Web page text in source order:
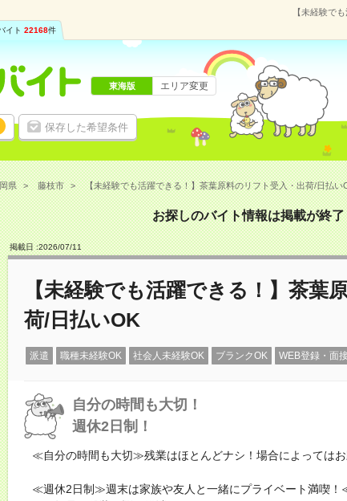
【未経験で
イト 22168件
保存した希望条件
東海版 エリア変更
県 藤枝市 【未経験でも活躍できる！】茶葉原料のリフト受入・出荷/日払い
お探しのバイト情報は掲載が終
掲載日 :2026/07/11
【未経験でも活躍できる！】茶葉
荷/日払いOK
派遣 職種未経験OK 社会人未経験OK ブランクOK WEB登録・面
自分の時間も大切！
週休2日制！
≪自分の時間も大切≫残業はほとんどナシ！場合によってはお
≪週休2日制≫週末は家族や友人と一緒にプライベート満喫